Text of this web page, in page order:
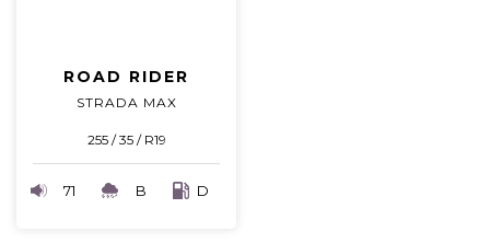
ROAD RIDER
STRADA MAX
255 / 35 / R19
71 B D